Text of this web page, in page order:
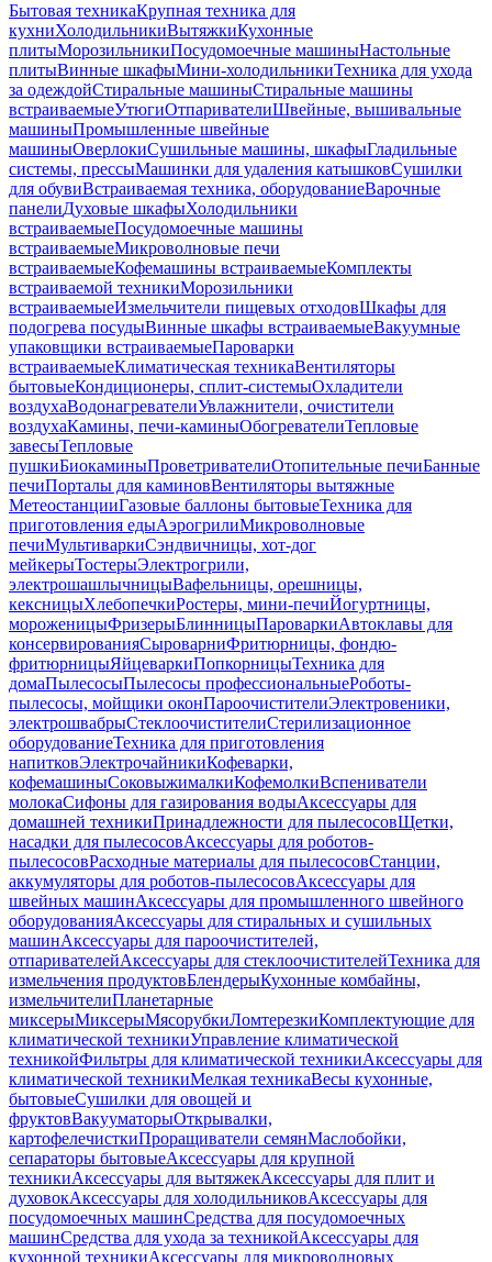
Бытовая техникаКрупная техника для
кухниХолодильникиВытяжкиКухонные
плитыМорозильникиПосудомоечные машиныНастольные
плитыВинные шкафыМини-холодильникиТехника для ухода
за одеждойСтиральные машиныСтиральные машины
встраиваемыеУтюгиОтпаривателиШвейные, вышивальные
машиныПромышленные швейные
машиныОверлокиСушильные машины, шкафыГладильные
системы, прессыМашинки для удаления катышковСушилки
для обувиВстраиваемая техника, оборудованиеВарочные
панелиДуховые шкафыХолодильники
встраиваемыеПосудомоечные машины
встраиваемыеМикроволновые печи
встраиваемыеКофемашины встраиваемыеКомплекты
встраиваемой техникиМорозильники
встраиваемыеИзмельчители пищевых отходовШкафы для
подогрева посудыВинные шкафы встраиваемыеВакуумные
упаковщики встраиваемыеПароварки
встраиваемыеКлиматическая техникаВентиляторы
бытовыеКондиционеры, сплит-системыОхладители
воздухаВодонагревателиУвлажнители, очистители
воздухаКамины, печи-каминыОбогревателиТепловые
завесыТепловые
пушкиБиокаминыПроветривателиОтопительные печиБанные
печиПорталы для каминовВентиляторы вытяжные
МетеостанцииГазовые баллоны бытовыеТехника для
приготовления едыАэрогрилиМикроволновые
печиМультиваркиСэндвичницы, хот-дог
мейкерыТостерыЭлектрогрили,
электрошашлычницыВафельницы, орешницы,
кексницыХлебопечкиРостеры, мини-печиЙогуртницы,
мороженицыФризерыБлинницыПароваркиАвтоклавы для
консервированияСыроварниФритюрницы, фондю-
фритюрницыЯйцеваркиПопкорницыТехника для
домаПылесосыПылесосы профессиональныеРоботы-
пылесосы, мойщики оконПароочистителиЭлектровеники,
электрошвабрыСтеклоочистителиСтерилизационное
оборудованиеТехника для приготовления
напитковЭлектрочайникиКофеварки,
кофемашиныСоковыжималкиКофемолкиВспениватели
молокаСифоны для газирования водыАксессуары для
домашней техникиПринадлежности для пылесосовЩетки,
насадки для пылесосовАксессуары для роботов-
пылесосовРасходные материалы для пылесосовСтанции,
аккумуляторы для роботов-пылесосовАксессуары для
швейных машинАксессуары для промышленного швейного
оборудованияАксессуары для стиральных и сушильных
машинАксессуары для пароочистителей,
отпаривателейАксессуары для стеклоочистителейТехника для
измельчения продуктовБлендерыКухонные комбайны,
измельчителиПланетарные
миксерыМиксерыМясорубкиЛомтерезкиКомплектующие для
климатической техникиУправление климатической
техникойФильтры для климатической техникиАксессуары для
климатической техникиМелкая техникаВесы кухонные,
бытовыеСушилки для овощей и
фруктовВакууматорыОткрывалки,
картофелечисткиПроращиватели семянМаслобойки,
сепараторы бытовыеАксессуары для крупной
техникиАксессуары для вытяжекАксессуары для плит и
духовокАксессуары для холодильниковАксессуары для
посудомоечных машинСредства для посудомоечных
машинСредства для ухода за техникойАксессуары для
кухонной техникиАксессуары для микроволновых